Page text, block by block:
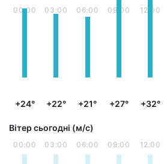
00:00
+24°
03:00
+22°
06:00
+21°
09:00
+27°
12:00
+32°
Вітер сьогодні (м/с)
00:00 03:00 06:00 09:00 12:00